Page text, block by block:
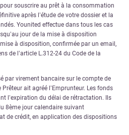
souscrire au prêt à la consommation
après l’étude de votre dossier et la
Younited effectue dans tous les cas
jour de la mise à disposition
à disposition, confirmée par un email,
de l’article L.312-24 du Code de la
par virement bancaire sur le compte de
ait agréé l’Emprunteur. Les fonds
l’expiration du délai de rétractation. Ils
8ème jour calendaire suivant
de crédit, en application des dispositions